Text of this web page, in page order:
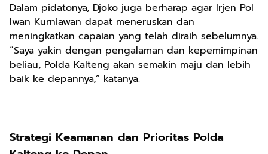
Dalam pidatonya, Djoko juga berharap agar Irjen Pol
Iwan Kurniawan dapat meneruskan dan
meningkatkan capaian yang telah diraih sebelumnya.
“Saya yakin dengan pengalaman dan kepemimpinan
beliau, Polda Kalteng akan semakin maju dan lebih
baik ke depannya,” katanya.
Strategi Keamanan dan Prioritas Polda